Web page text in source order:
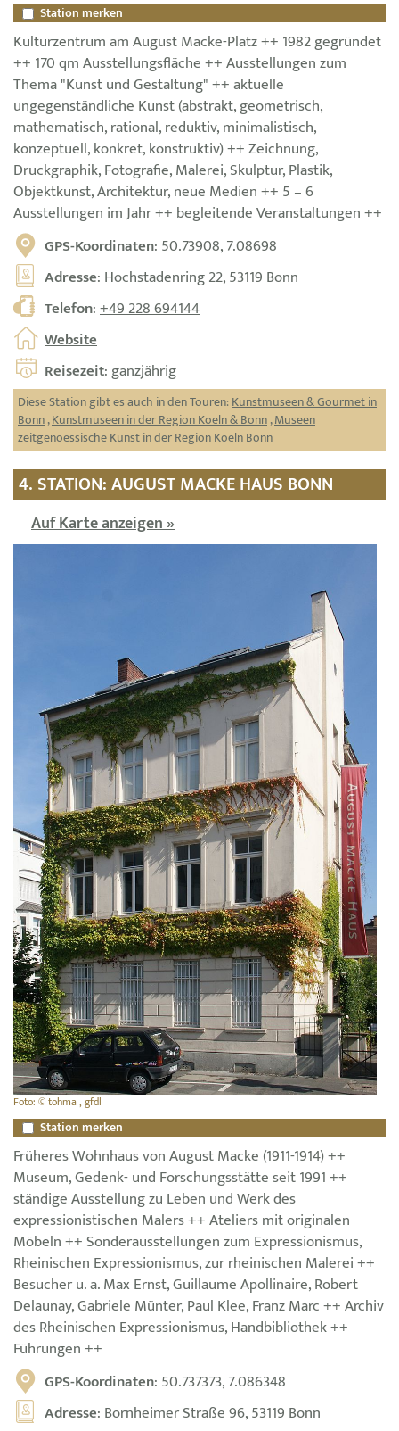
Station merken
Kulturzentrum am August Macke-Platz ++ 1982 gegründet
++ 170 qm Ausstellungsfläche ++ Ausstellungen zum
Thema "Kunst und Gestaltung" ++ aktuelle
ungegenständliche Kunst (abstrakt, geometrisch,
mathematisch, rational, reduktiv, minimalistisch,
konzeptuell, konkret, konstruktiv) ++ Zeichnung,
Druckgraphik, Fotografie, Malerei, Skulptur, Plastik,
Objektkunst, Architektur, neue Medien ++ 5 – 6
Ausstellungen im Jahr ++ begleitende Veranstaltungen ++
GPS-Koordinaten: 50.73908, 7.08698
Adresse: Hochstadenring 22, 53119 Bonn
Telefon:+49 228 694144
Website
Reisezeit: ganzjährig
Diese Station gibt es auch in den Touren:Kunstmuseen & Gourmet in
Bonn,Kunstmuseen in der Region Koeln & Bonn,Museen
zeitgenoessische Kunst in der Region Koeln Bonn
4. STATION: AUGUST MACKE HAUS BONN
Auf Karte anzeigen »
Foto: © tohma , gfdl
Station merken
Früheres Wohnhaus von August Macke (1911-1914) ++
Museum, Gedenk- und Forschungsstätte seit 1991 ++
ständige Ausstellung zu Leben und Werk des
expressionistischen Malers ++ Ateliers mit originalen
Möbeln ++ Sonderausstellungen zum Expressionismus,
Rheinischen Expressionismus, zur rheinischen Malerei ++
Besucher u. a. Max Ernst, Guillaume Apollinaire, Robert
Delaunay, Gabriele Münter, Paul Klee, Franz Marc ++ Archiv
des Rheinischen Expressionismus, Handbibliothek ++
Führungen ++
GPS-Koordinaten: 50.737373, 7.086348
Adresse: Bornheimer Straße 96, 53119 Bonn